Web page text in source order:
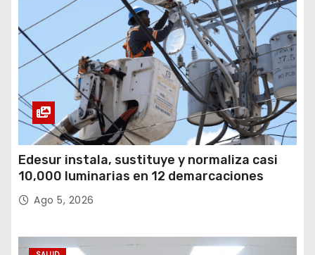
Edesur instala, sustituye y normaliza casi
10,000 luminarias en 12 demarcaciones
Ago 5, 2026